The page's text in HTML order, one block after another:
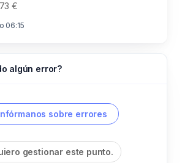
€
06:15
algún error?
sobre errores
gestionar este punto.